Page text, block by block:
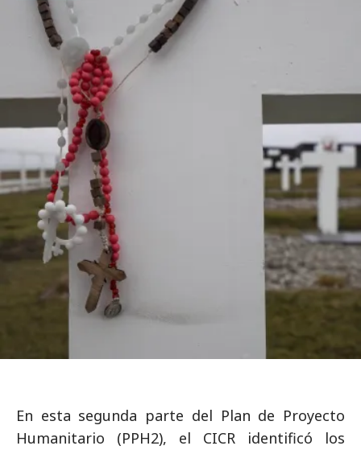
En esta segunda parte del Plan de Proyecto
Humanitario (PPH2), el CICR identificó los